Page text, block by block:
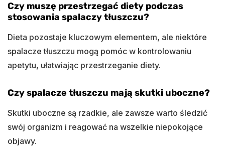
Czy muszę przestrzegać diety podczas
stosowania spalaczy tłuszczu?
Dieta pozostaje kluczowym elementem, ale niektóre
spalacze tłuszczu mogą pomóc w kontrolowaniu
apetytu, ułatwiając przestrzeganie diety.
Czy spalacze tłuszczu mają skutki uboczne?
Skutki uboczne są rzadkie, ale zawsze warto śledzić
swój organizm i reagować na wszelkie niepokojące
objawy.